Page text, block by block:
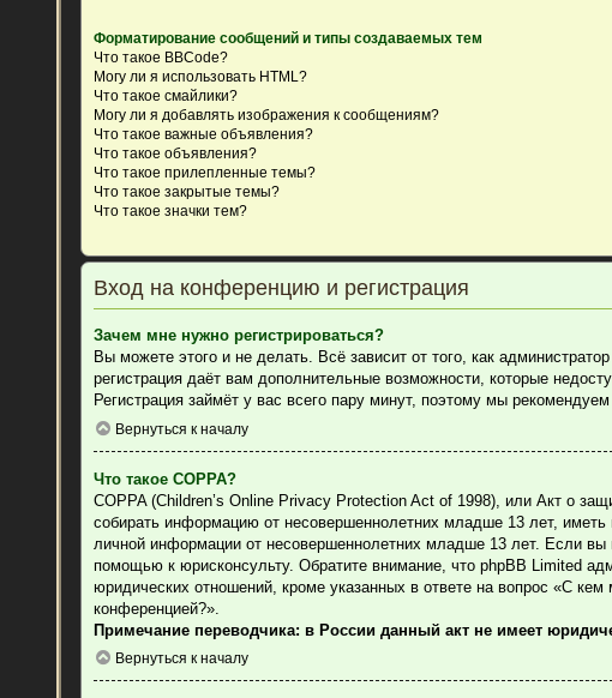
Форматирование сообщений и типы создаваемых тем
Что такое BBCode?
Могу ли я использовать HTML?
Что такое смайлики?
Могу ли я добавлять изображения к сообщениям?
Что такое важные объявления?
Что такое объявления?
Что такое прилепленные темы?
Что такое закрытые темы?
Что такое значки тем?
Вход на конференцию и регистрация
Зачем мне нужно регистрироваться?
Вы можете этого и не делать. Всё зависит от того, как
регистрация даёт вам дополнительные возможности, которые
Регистрация займёт у вас всего пару минут, поэтому мы
Вернуться к началу
Что такое COPPA?
COPPA (Children’s Online Privacy Protection Act of 1998), или Акт о
собирать информацию от несовершеннолетних младше 13 лет, иметь
личной информации от несовершеннолетних младше 13 лет. Если
помощью к юрисконсульту. Обратите внимание, что phpBB Limited
юридических отношений, кроме указанных в ответе на вопрос «С
конференцией?».
Примечание переводчика: в России данный акт не имеет
Вернуться к началу